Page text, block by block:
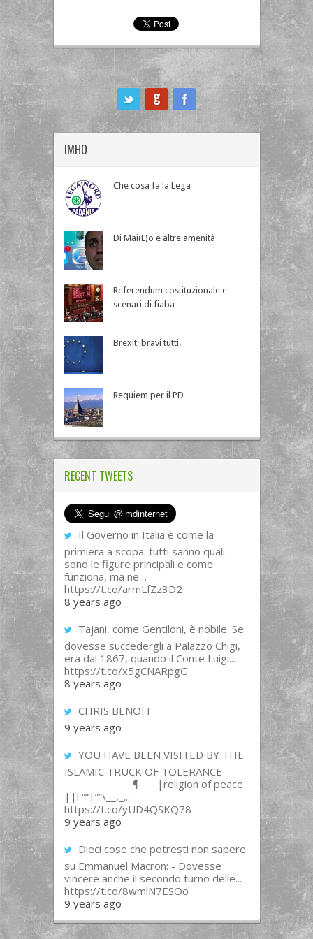
IMHO
Che cosa fa la Lega
Di Mai(L)o e altre amenità
Referendum costituzionale e
scenari di fiaba
Brexit; bravi tutti.
Requiem per il PD
RECENT TWEETS
Il Governo in Italia è come la
primiera a scopa: tutti sanno quali
sono le figure principali e come
funziona, ma ne…
https://t.co/armLfZz3D2
8 years ago
Tajani, come Gentiloni, è nobile. Se
dovesse succedergli a Palazzo Chigi,
era dal 1867, quando il Conte Luigi...
https://t.co/x5gCNARpgG
8 years ago
CHRIS BENOIT
9 years ago
YOU HAVE BEEN VISITED BY THE
ISLAMIC TRUCK OF TOLERANCE
______________¶___ |religion of peace
||l “”|””\__,_...
https://t.co/yUD4QSKQ78
9 years ago
Dieci cose che potresti non sapere
su Emmanuel Macron: - Dovesse
vincere anche il secondo turno delle...
https://t.co/8wmlN7ESOo
9 years ago